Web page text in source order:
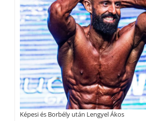
Képesi és Borbély után Lengyel Ákos